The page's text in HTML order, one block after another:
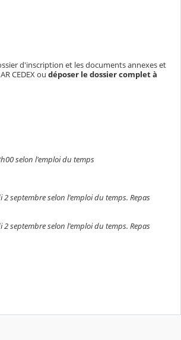
d'inscription et les documents annexes et
CEDEX ou déposer le dossier complet à
selon l'emploi du temps
septembre selon l'emploi du temps. Repas
septembre selon l'emploi du temps. Repas